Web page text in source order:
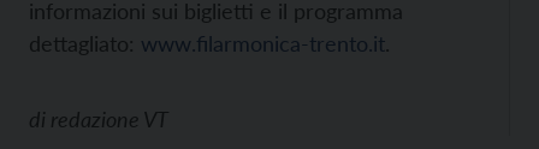
informazioni sui biglietti e il programma
dettagliato: www.filarmonica-trento.it.
di redazione VT